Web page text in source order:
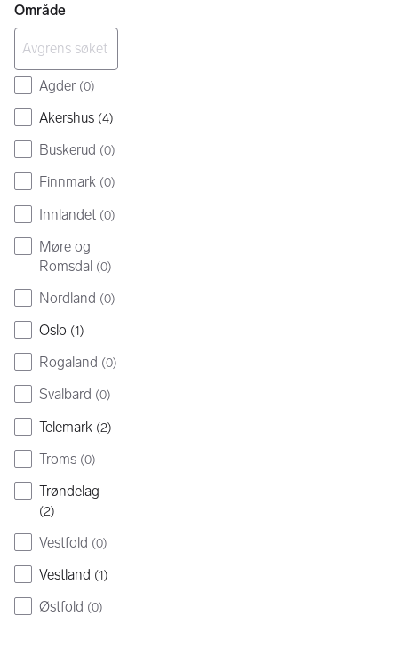
Område
Agder (0)
Akershus (4)
Buskerud (0)
Finnmark (0)
Innlandet (0)
Møre og
Romsdal (0)
Nordland (0)
Oslo (1)
Rogaland (0)
Svalbard (0)
Telemark (2)
Troms (0)
Trøndelag
(2)
Vestfold (0)
Vestland (1)
Østfold (0)